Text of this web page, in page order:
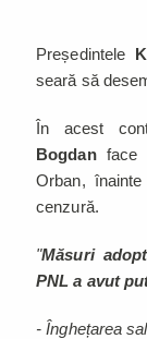
Președintele
seară să
În acest
Bogdanface
Orban,
cenzură.
"Măsuri
PNL a avut
- Înghețarea